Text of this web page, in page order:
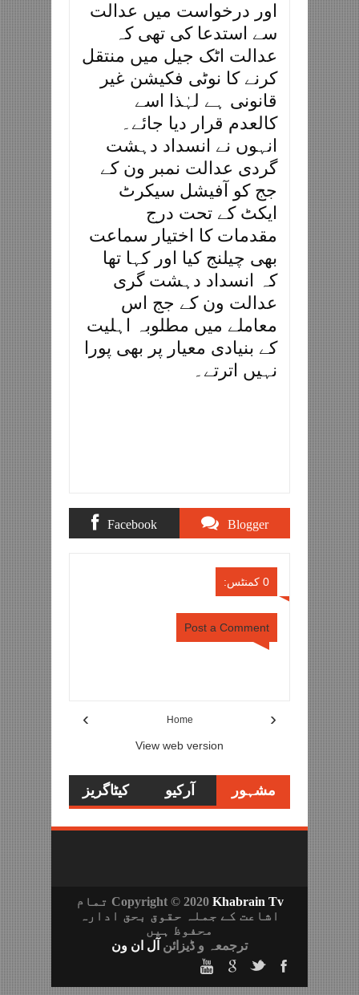
اور درخواست میں عدالت
سے استدعا کی تھی کہ
عدالت اٹک جیل میں منتقل
کرنے کا نوٹی فکیشن غیر
قانونی ہے لہٰذا اسے
کالعدم قرار دیا جائے۔
انہوں نے انسداد دہشت
گردی عدالت نمبر ون کے
جج کو آفیشل سیکرٹ
ایکٹ کے تحت درج
مقدمات کا اختیار سماعت
بھی چیلنج کیا اور کہا تھا
کہ انسداد دہشت گری
عدالت ون کے جج اس
معاملے میں مطلوبہ اہلیت
کے بنیادی معیار پر بھی پورا
نہیں اترتے۔
Blogger
Facebook
0 کمنٹس:
Post a Comment
‹
› Home
View web version
مشہور
آرکیو کیٹاگریز
Copyright © 2020 Khabrain Tv
تمام
اشاعت کے جملہ حقوق بحق ادارہ
محفوظ ہیں
ترجمعہ و ڈیزائن آل ان ون